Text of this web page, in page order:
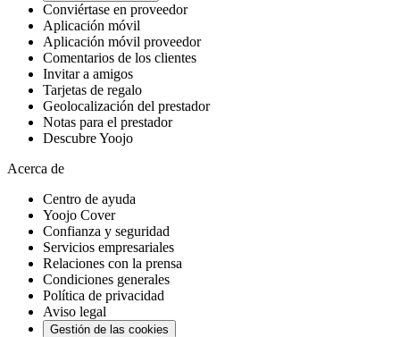
Conviértase en proveedor
Aplicación móvil
Aplicación móvil proveedor
Comentarios de los clientes
Invitar a amigos
Tarjetas de regalo
Geolocalización del prestador
Notas para el prestador
Descubre Yoojo
Acerca de
Centro de ayuda
Yoojo Cover
Confianza y seguridad
Servicios empresariales
Relaciones con la prensa
Condiciones generales
Política de privacidad
Aviso legal
Gestión de las cookies